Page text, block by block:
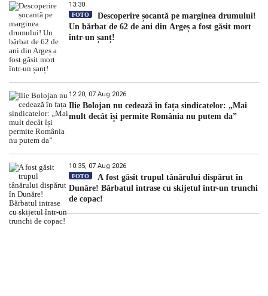
13:30
FOTO
Descoperire șocantă pe marginea drumului!
Un bărbat de 62 de ani din Argeș a fost găsit mort
într-un șanț!
12:20, 07 Aug 2026
Ilie Bolojan nu cedează în fața sindicatelor: „Mai
mult decât își permite România nu putem da”
10:35, 07 Aug 2026
FOTO
A fost găsit trupul tânărului dispărut în
Dunăre! Bărbatul intrase cu skijetul într-un trunchi
de copac!